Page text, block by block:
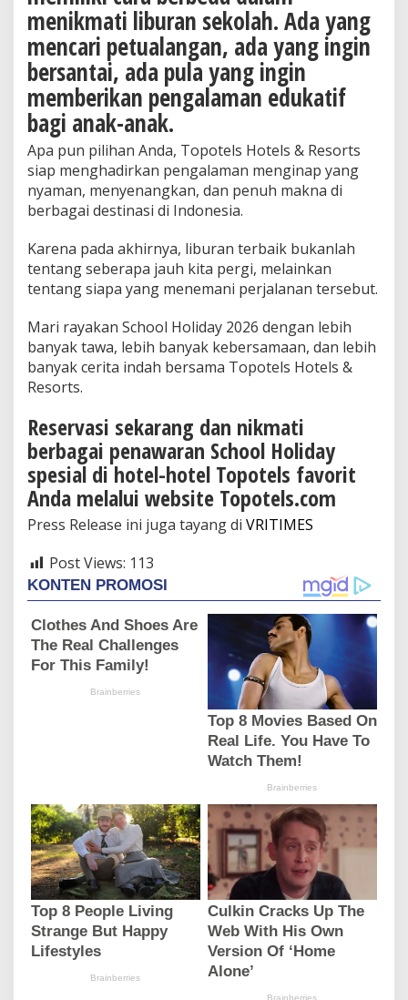
menikmati liburan sekolah. Ada yang
mencari petualangan, ada yang ingin
bersantai, ada pula yang ingin
memberikan pengalaman edukatif
bagi anak-anak.
Apa pun pilihan Anda, Topotels Hotels & Resorts
siap menghadirkan pengalaman menginap yang
nyaman, menyenangkan, dan penuh makna di
berbagai destinasi di Indonesia.
Karena pada akhirnya, liburan terbaik bukanlah
tentang seberapa jauh kita pergi, melainkan
tentang siapa yang menemani perjalanan tersebut.
Mari rayakan School Holiday 2026 dengan lebih
banyak tawa, lebih banyak kebersamaan, dan lebih
banyak cerita indah bersama Topotels Hotels &
Resorts.
Reservasi sekarang dan nikmati
berbagai penawaran School Holiday
spesial di hotel-hotel Topotels favorit
Anda melalui website Topotels.com
Press Release ini juga tayang di VRITIMES
Post Views: 113